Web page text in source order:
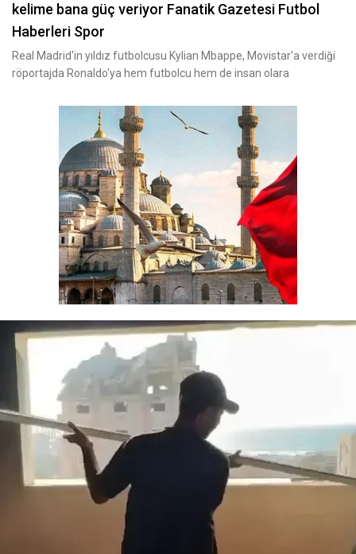
kelime bana güç veriyor Fanatik Gazetesi Futbol
Haberleri Spor
Real Madrid'in yıldız futbolcusu Kylian Mbappe, Movistar'a verdiği
röportajda Ronaldo'ya hem futbolcu hem de insan olara